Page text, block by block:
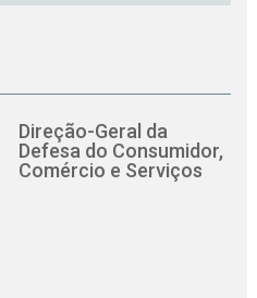
Direção-Geral da
Defesa do Consumidor,
Comércio e Serviços